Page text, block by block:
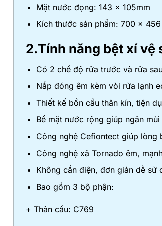
Mặt nước đọng: 143 x 105mm
Kích thước sản phẩm: 700 x
2.Tính năng bệt xí vệ
Có 2 chế độ rửa trước và rửa sau
Nắp đóng êm kèm vòi rửa lạnh
Thiết kế bồn cầu thân kín, tiện
Bề mặt nước rộng giúp ngăn mùi
Công nghệ Cefiontect giúp lòng
Công nghệ xả Tornado êm,
Không cần điện, đơn giản dễ sử
Bao gồm 3 bộ phận:
+ Thân cầu: C769